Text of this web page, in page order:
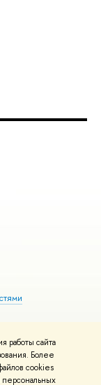
работы сайта
Более
cookies
персональных